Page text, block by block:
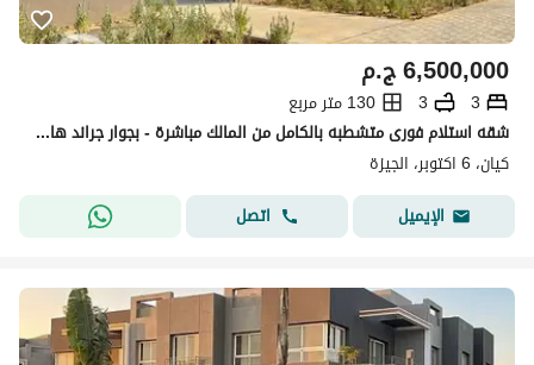
ج.م6,500,000
3
3
130 متر مربع
شقه استلام فورى متشطبه بالكامل من المالك مباشرة - بجوار جراند هايتس
كيان، 6 اكتوبر، الجيزة
الإيميل
اتصل